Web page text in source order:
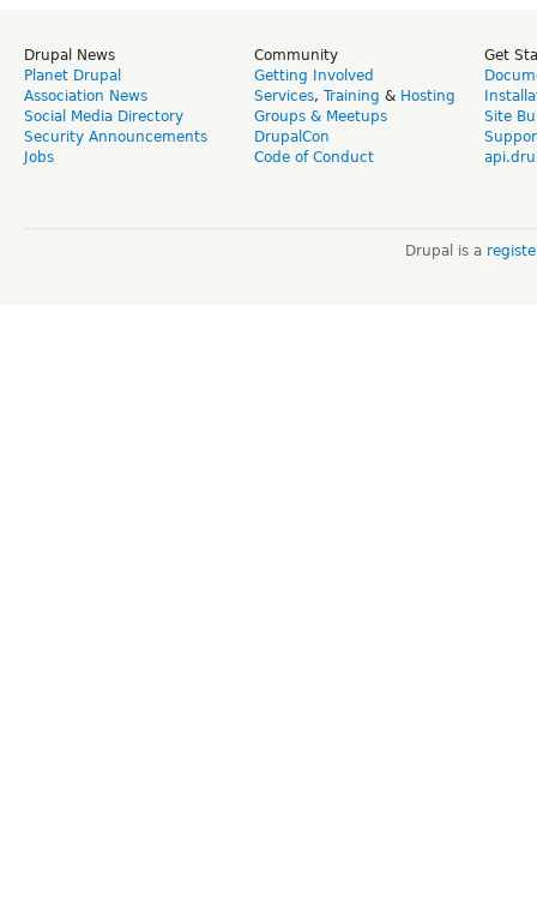
Drupal News
Planet Drupal
Association News
Social Media Directory
Security Announcements
Jobs
Community
Getting Involved
Services, Training & Hosting
Groups & Meetups
DrupalCon
Code of Conduct
Get
Site
Drupal is a